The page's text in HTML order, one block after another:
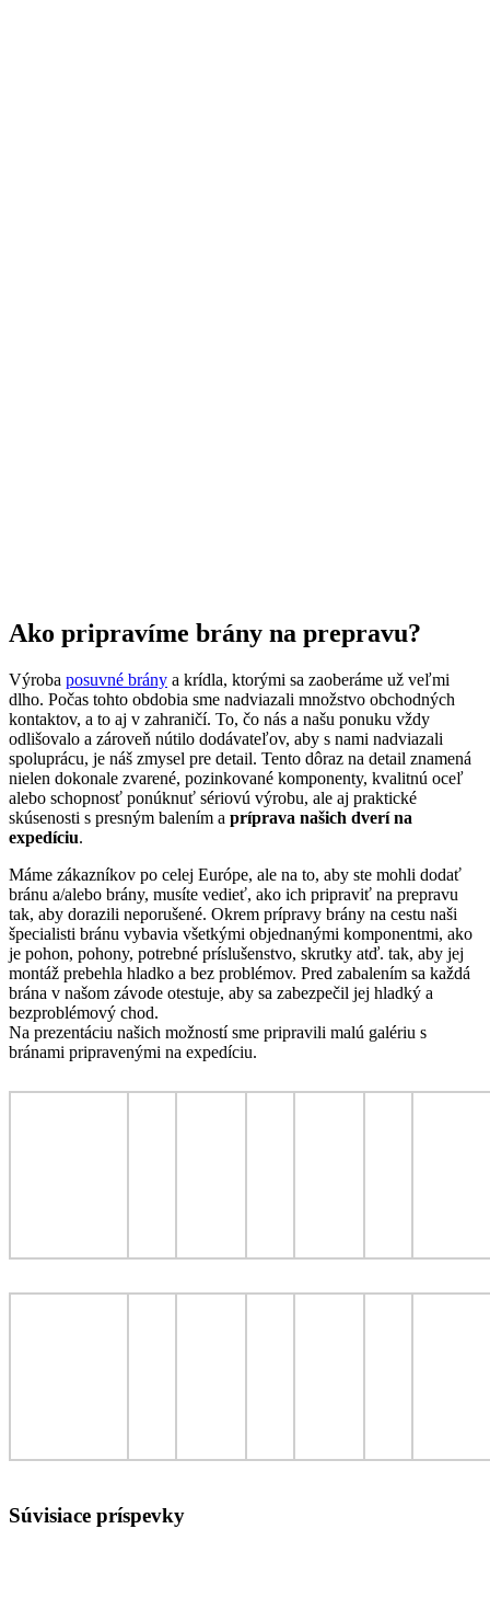
Ako pripravíme brány na prepravu?
Výroba posuvné brány a krídla, ktorými sa zaoberáme už veľmi
dlho. Počas tohto obdobia sme nadviazali množstvo obchodných
kontaktov, a to aj v zahraničí. To, čo nás a našu ponuku vždy
odlišovalo a zároveň nútilo dodávateľov, aby s nami nadviazali
spoluprácu, je náš zmysel pre detail. Tento dôraz na detail znamená
nielen dokonale zvarené, pozinkované komponenty, kvalitnú oceľ
alebo schopnosť ponúknuť sériovú výrobu, ale aj praktické
skúsenosti s presným balením a príprava našich dverí na
expedíciu.
Máme zákazníkov po celej Európe, ale na to, aby ste mohli dodať
bránu a/alebo brány, musíte vedieť, ako ich pripraviť na prepravu
tak, aby dorazili neporušené. Okrem prípravy brány na cestu naši
špecialisti bránu vybavia všetkými objednanými komponentmi, ako
je pohon, pohony, potrebné príslušenstvo, skrutky atď. tak, aby jej
montáž prebehla hladko a bez problémov. Pred zabalením sa každá
brána v našom závode otestuje, aby sa zabezpečil jej hladký a
bezproblémový chod.
Na prezentáciu našich možností sme pripravili malú galériu s
bránami pripravenými na expedíciu.
Súvisiace príspevky